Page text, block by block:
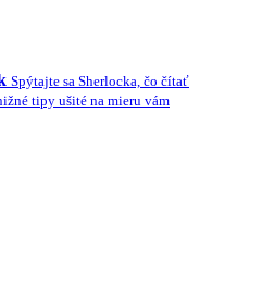
Spýtajte sa Sherlocka, čo čítať
tipy ušité na mieru vám